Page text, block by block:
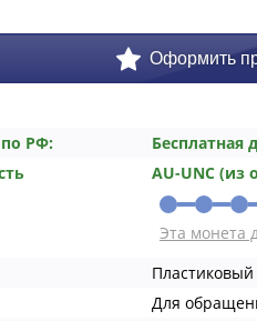
РФ:
Бесплатная
AU-UNC (из
Эта монета
Пластиковый
Для